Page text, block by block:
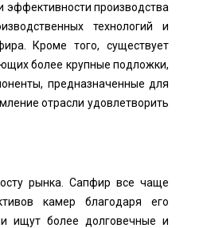
эффективности производства
технологий и
Кроме того, существует
более крупные подложки,
предназначенные для
отрасли удовлетворить
рынка. Сапфир все чаще
камер благодаря его
ищут более долговечные и